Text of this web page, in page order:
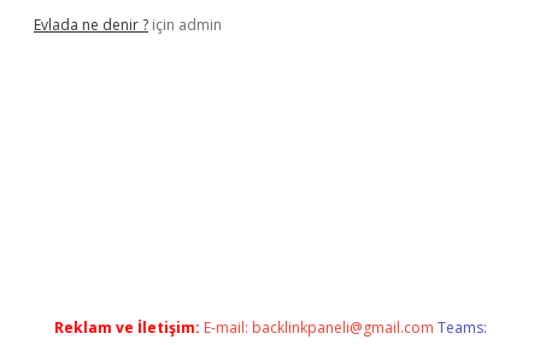
Evlada ne denir ? için admin
Reklam ve İletişim: E-mail: backlinkpaneli@gmail.com Teams: